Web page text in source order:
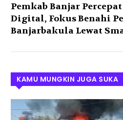
Pemkab Banjar
Digital, Fokus Benahi
Banjarbakula Lewat
KAMU MUNGKIN JUGA SUKA